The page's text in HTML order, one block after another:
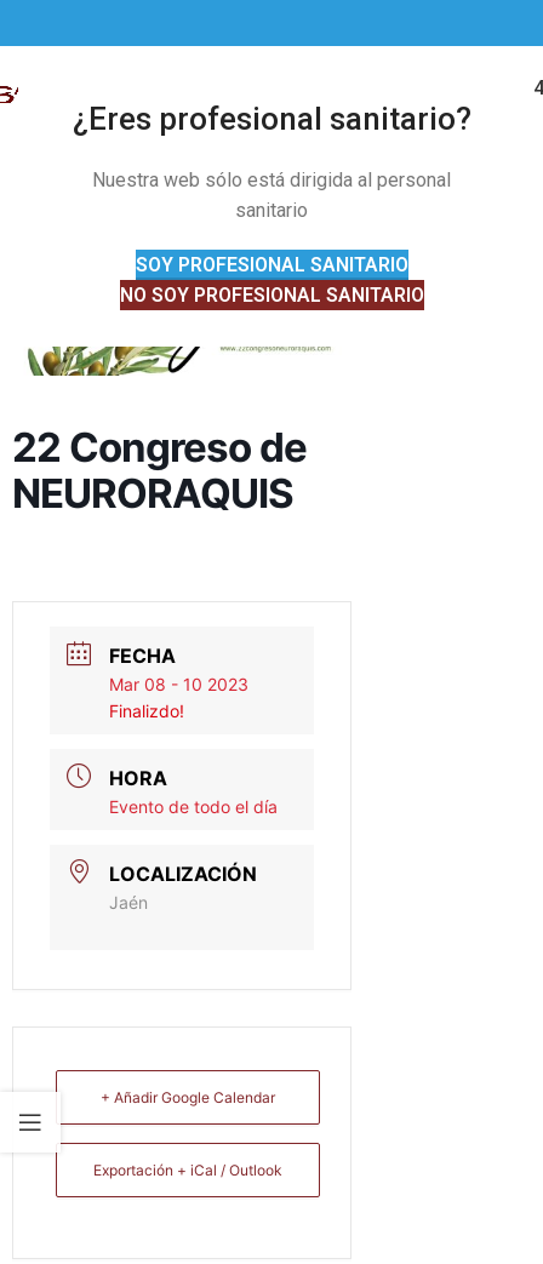
¿Eres profesional sanitario?
Nuestra web sólo está dirigida al personal
sanitario
SOY PROFESIONAL SANITARIO
NO SOY PROFESIONAL SANITARIO
91 328 01
22 Congreso de
NEURORAQUIS
FECHA
Mar 08 - 10 2023
Finalizdo!
HORA
Evento de todo el día
LOCALIZACIÓN
Jaén
+ Añadir Google Calendar
Exportación + iCal / Outlook